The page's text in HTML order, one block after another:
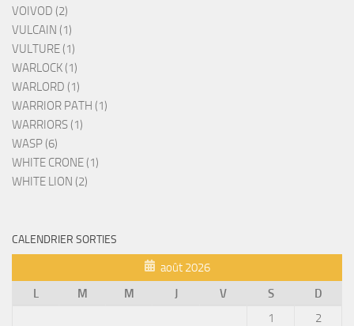
VOIVOD (2)
VULCAIN (1)
VULTURE (1)
WARLOCK (1)
WARLORD (1)
WARRIOR PATH (1)
WARRIORS (1)
WASP (6)
WHITE CRONE (1)
WHITE LION (2)
CALENDRIER SORTIES
août 2026
L
M M J V S D
1
2